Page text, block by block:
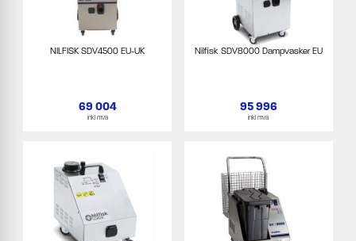
NILFISK SDV4500 EU-UK
69 004
inkl mva
Nilfisk SDV8000 Dampvasker EU
95 996
inkl mva